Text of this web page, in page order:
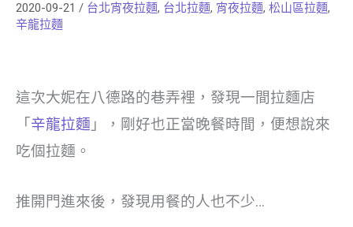
2020-09-21 / 台北宵夜拉麵, 台北拉麵, 宵夜拉麵, 松山區拉麵,
辛龍拉麵
這次大妮在八德路的巷弄裡，發現一間拉麵店
「 辛龍拉麵」，剛好也正當晚餐時間，便想說來
吃個拉麵。
推開門進來後，發現用餐的人也不少…